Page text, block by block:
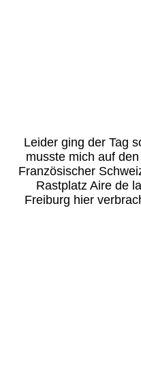
Leider ging der Tag
musste mich auf
Französischer
Rastplatz Aire de
Freiburg hier